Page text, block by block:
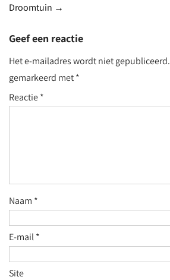
Droomtuin →
Geef een reactie
Het e-mailadres wordt niet gepubliceerd.
gemarkeerd met*
Reactie*
Naam *
E-mail*
Site